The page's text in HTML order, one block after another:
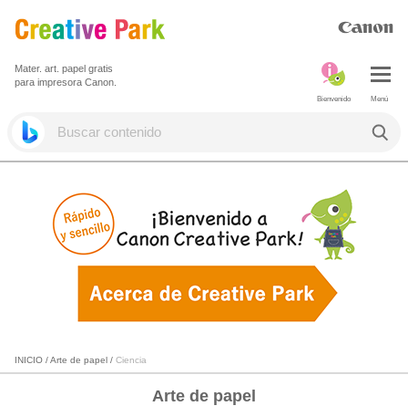
Mater. art. papel gratis
para impresora Canon.
Menú
Bienvenido
INICIO /Arte de papel / Ciencia
Arte de papel